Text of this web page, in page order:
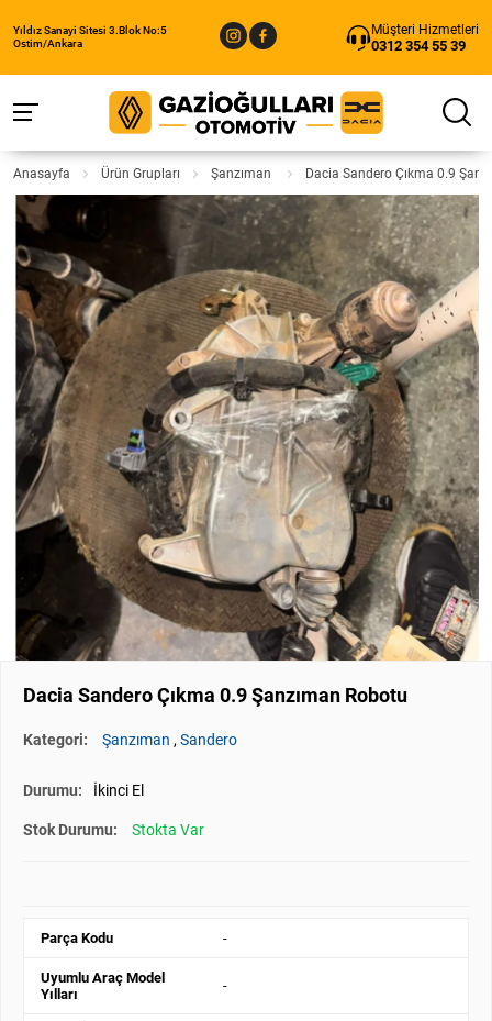
Yıldız Sanayi Sitesi 3.Blok No:5
Ostim/Ankara
Müşteri Hizmetleri
0312 354 55 39
Anasayfa Ürün Grupları Şanzıman Dacia Sandero Çıkma 0.9
Dacia Sandero Çıkma 0.9 Şanzıman Robotu
Kategori: Şanzıman , Sandero
Durumu: İkinci El
Stok Durumu: Stokta Var
Parça Kodu -
Uyumlu Araç Model
Yılları
-